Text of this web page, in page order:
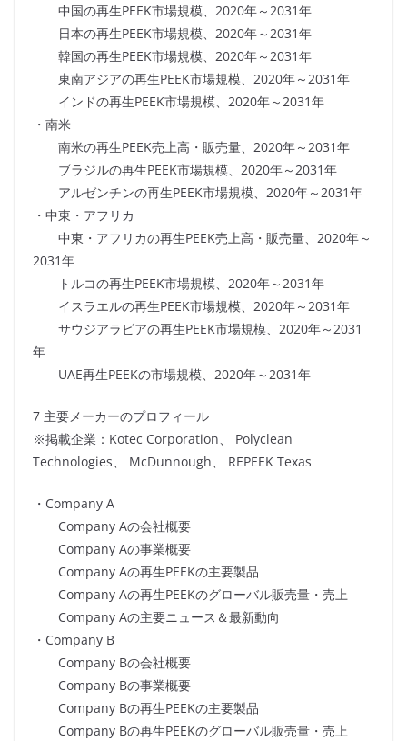
中国の再生PEEK市場規模、2020年～2031年
日本の再生PEEK市場規模、2020年～2031年
韓国の再生PEEK市場規模、2020年～2031年
東南アジアの再生PEEK市場規模、2020年～2031年
インドの再生PEEK市場規模、2020年～2031年
・南米
南米の再生PEEK売上高・販売量、2020年～2031年
ブラジルの再生PEEK市場規模、2020年～2031年
アルゼンチンの再生PEEK市場規模、2020年～2031年
・中東・アフリカ
中東・アフリカの再生PEEK売上高・販売量、2020年～
2031年
トルコの再生PEEK市場規模、2020年～2031年
イスラエルの再生PEEK市場規模、2020年～2031年
サウジアラビアの再生PEEK市場規模、2020年～2031
年
UAE再生PEEKの市場規模、2020年～2031年
7 主要メーカーのプロフィール
※掲載企業：Kotec Corporation、 Polyclean
Technologies、 McDunnough、 REPEEK Texas
・Company A
Company Aの会社概要
Company Aの事業概要
Company Aの再生PEEKの主要製品
Company Aの再生PEEKのグローバル販売量・売上
Company Aの主要ニュース＆最新動向
・Company B
Company Bの会社概要
Company Bの事業概要
Company Bの再生PEEKの主要製品
Company Bの再生PEEKのグローバル販売量・売上